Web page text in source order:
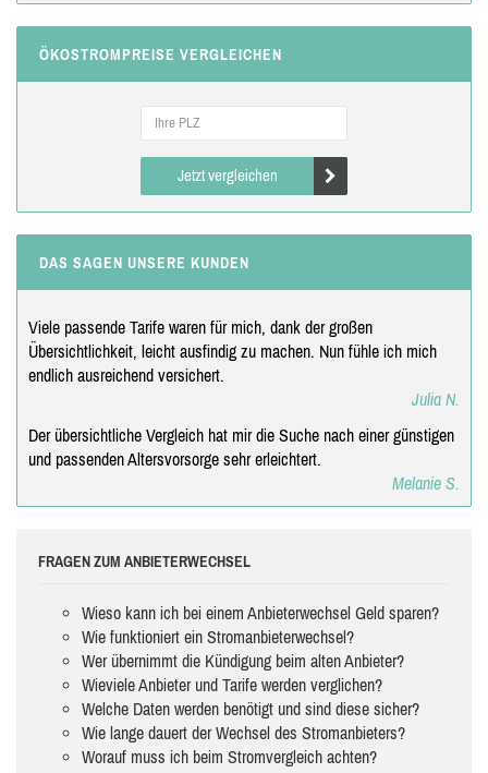
ÖKOSTROMPREISE VERGLEICHEN
Jetzt vergleichen
DAS SAGEN UNSERE KUNDEN
Viele passende Tarife waren für mich, dank der großen
Übersichtlichkeit, leicht ausfindig zu machen. Nun fühle ich mich
endlich ausreichend versichert.
Julia N.
Der übersichtliche Vergleich hat mir die Suche nach einer günstigen
und passenden Altersvorsorge sehr erleichtert.
Melanie S.
FRAGEN ZUM ANBIETERWECHSEL
Wieso kann ich bei einem Anbieterwechsel Geld sparen?
Wie funktioniert ein Stromanbieterwechsel?
Wer übernimmt die Kündigung beim alten Anbieter?
Wieviele Anbieter und Tarife werden verglichen?
Welche Daten werden benötigt und sind diese sicher?
Wie lange dauert der Wechsel des Stromanbieters?
Worauf muss ich beim Stromvergleich achten?